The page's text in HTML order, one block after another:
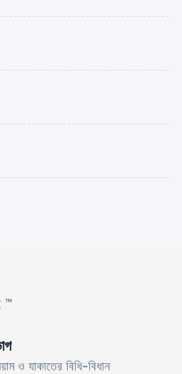
™
ও যাকাতের বিধি-বিধান